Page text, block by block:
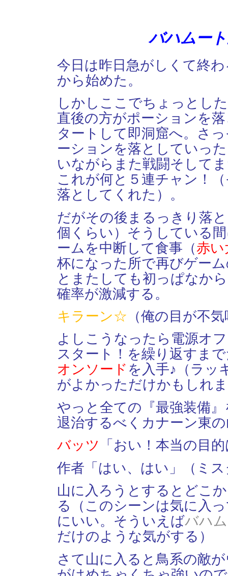
バハムー
今日は昨日急がしくて終
から始めた。
しかしここでちょっとし
直後の方がポーションを
タートして即洞窟へ。さ
ーションを落としていっ
いながらまた戦闘そして
これが何と５連チャン！
落としてくれた）。
だがその後まるっきり落
個くらい）そうしている
ームを中断して食事（赤
杯になった所で再びゲー
とまたしても初っぱなか
確率が激減する。
キラーン☆ （俺の目が不
よしこうなったら電源オ
スタート！を繰り返すま
オンソード を入手♪（ラッ
がよかっただけかもしれ
やっと全ての『最強装備
退治するべくカナーン東
バッツ
「おい！本当の目
作者「はい、はい」（ミ
山に入ろうとするとどこ
る（このシーンは気に入
にいい。そういえばバハ
だけのような気がする）
さて山に入ると鳥系の敵